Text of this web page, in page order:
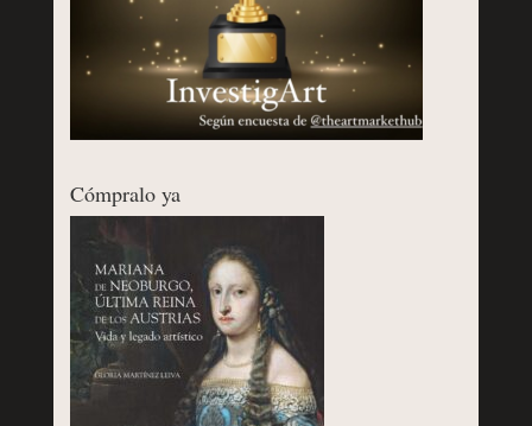
Cómpralo ya